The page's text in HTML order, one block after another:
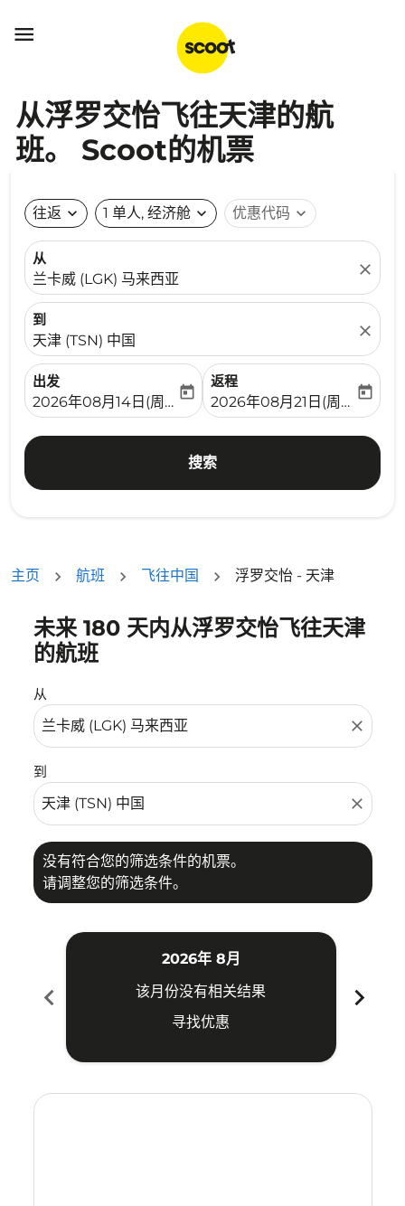

从浮罗交怡飞往天津的航
班。 Scoot的机票
往返 expand_more 1 单人, 经济舱 expand_more 优惠代码 expand_more
从
兰卡威 (LGK) 马来西亚
close
到
天津 (TSN) 中国
close
出发
fc-booking-departure-date-aria-label
2026年08月14日(周五)
today
返程
fc-booking-return-date-
2026年08月21日(周五)
today
搜索
主页 航班 飞往中国 浮罗交怡 - 天津
未来 180 天内从浮罗交怡飞往天津
的航班
从
close
到
close
没有符合您的筛选条件的机票。
请调整您的筛选条件。
没有符合您的筛选条件的机票。请调整您的筛选条件。
chevron_left
2026年 8月
该月份没有相关结果
寻找优惠
chevron_right